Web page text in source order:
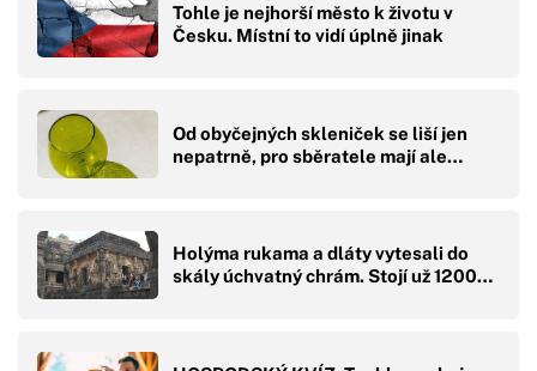
Tohle je nejhorší město k životu v
Česku. Místní to vidí úplně jinak
Od obyčejných skleniček se liší jen
nepatrně, pro sběratele mají ale…
Holýma rukama a dláty vytesali do
skály úchvatný chrám. Stojí už 1200…